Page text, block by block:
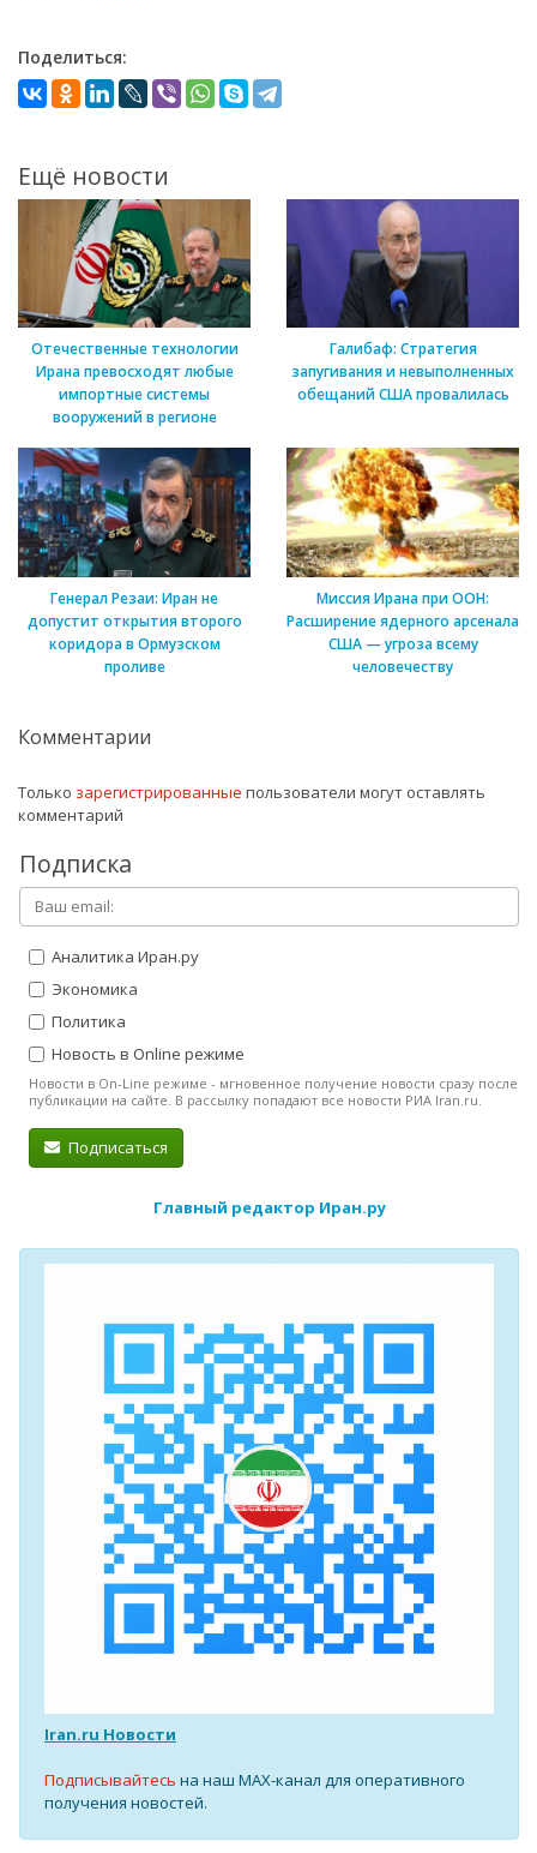
Поделиться:
Ещё новости
Отечественные технологии
Ирана превосходят любые
импортные системы
вооружений в регионе
Галибаф: Стратегия
запугивания и невыполненных
обещаний США провалилась
Генерал Резаи: Иран не
допустит открытия второго
коридора в Ормузском
проливе
Миссия Ирана при ООН:
Расширение ядерного арсенала
США — угроза всему
человечеству
Комментарии
Только зарегистрированные пользователи могут оставлять
комментарий
Подписка
Аналитика Иран.ру
Экономика
Политика
Новость в Online режиме
Новости в On-Line режиме - мгновенное получение новости сразу после
публикации на сайте. В рассылку попадают все новости РИА Iran.ru.
Подписаться
Главный редактор Иран.ру
Iran.ru Новости
Подписывайтесь на наш MAX-канал для оперативного
получения новостей.